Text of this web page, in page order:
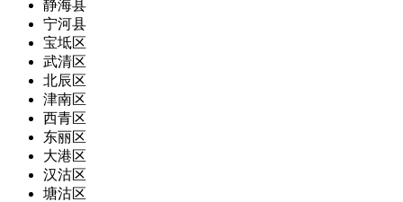
静海县
宁河县
宝坻区
武清区
北辰区
津南区
西青区
东丽区
大港区
汉沽区
塘沽区